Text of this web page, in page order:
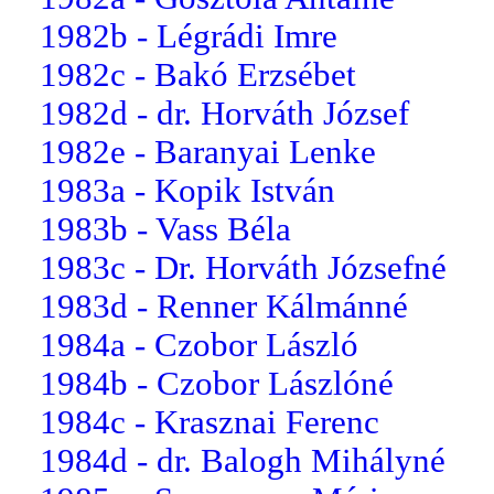
1982b - Légrádi Imre
1982c - Bakó Erzsébet
1982d - dr. Horváth József
1982e - Baranyai Lenke
1983a - Kopik István
1983b - Vass Béla
1983c - Dr. Horváth Józsefné
1983d - Renner Kálmánné
1984a - Czobor László
1984b - Czobor Lászlóné
1984c - Krasznai Ferenc
1984d - dr. Balogh Mihályné